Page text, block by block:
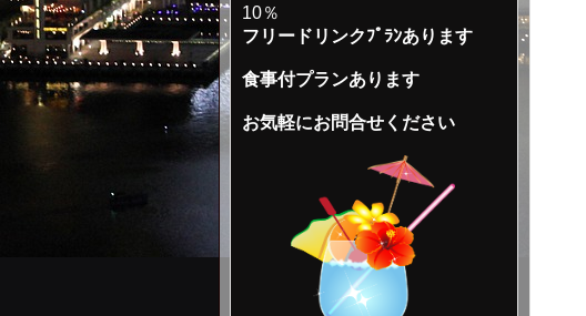
10％
フリードリンクﾌﾟﾗﾝあります
食事付プランあります
お気軽にお問合せください